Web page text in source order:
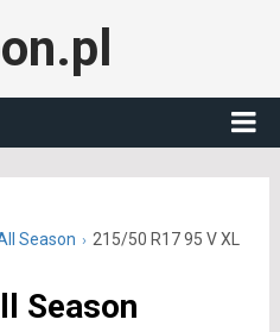
Season 215/50 R17 95 V XL
Season